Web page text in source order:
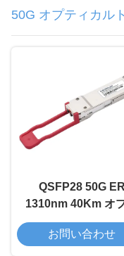
50G オプティカル
QSFP28 50G ER
1310nm 40Km オ
ィカルトランシー
モジュール
お問い合わせ